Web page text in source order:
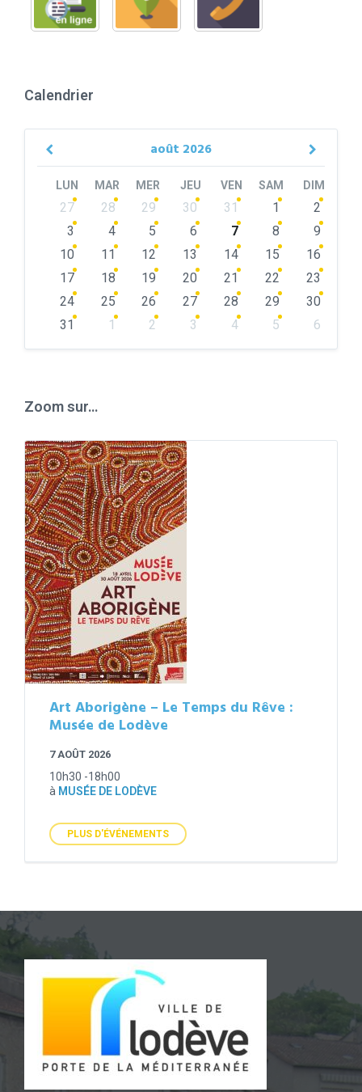
Calendrier
août 2026
Previous
LUN MAR MER JEU VEN SAM DIM
Skip
calendar
27 28 29 30 31 1
2
3
4 5 6 7 8
9
10
11 12 13 14 15
16
17
18 19 20 21 22
23
24
25 26 27 28 29
30
31
1 2 3 4 5
6
Zoom sur…
Art Aborigène – Le Temps du Rêve :
Musée de Lodève
7 AOÛT 2026
10h30 -18h00
à MUSÉE DE LODÈVE
PLUS D'ÉVÉNEMENTS